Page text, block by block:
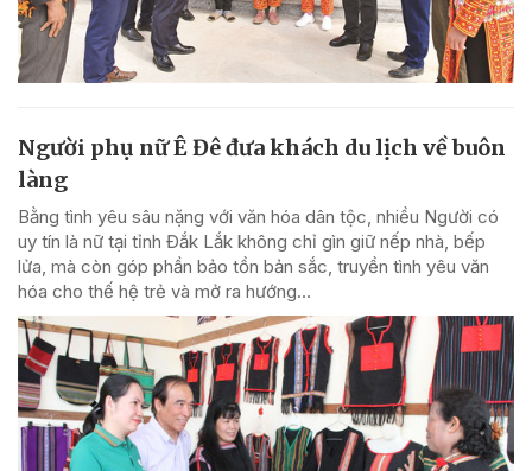
Người phụ nữ Ê Đê đưa khách du lịch về buôn
làng
Bằng tình yêu sâu nặng với văn hóa dân tộc, nhiều Người có
uy tín là nữ tại tỉnh Đắk Lắk không chỉ gìn giữ nếp nhà, bếp
lửa, mà còn góp phần bảo tồn bản sắc, truyền tình yêu văn
hóa cho thế hệ trẻ và mở ra hướng...